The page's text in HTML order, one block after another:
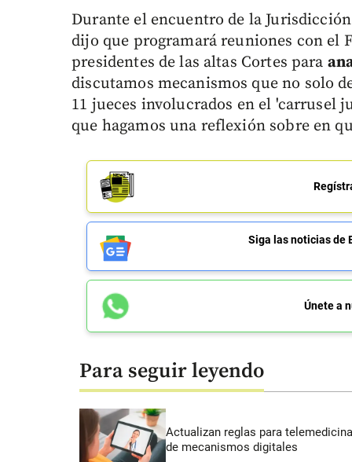
Durante el encuentro de la
dijo que programará reuniones con el
presidentes de las altas Cortes para
discutamos mecanismos que no solo
11 jueces involucrados en el 'carrusel
que hagamos una reflexión sobre en
Siga las noticias de
Únete a
Para seguir leyendo
Actualizan reglas para
de mecanismos digitales